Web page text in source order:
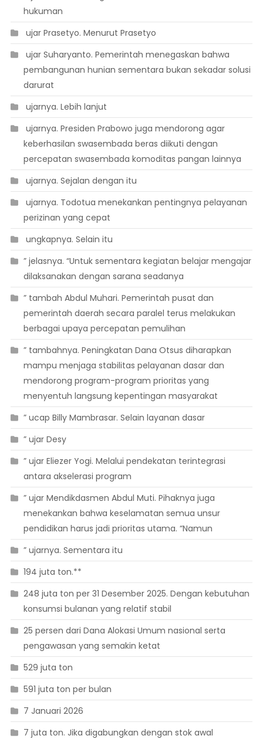
hukuman
 ujar Prasetyo. Menurut Prasetyo
 ujar Suharyanto. Pemerintah menegaskan bahwa
pembangunan hunian sementara bukan sekadar solusi
darurat
 ujarnya. Lebih lanjut
 ujarnya. Presiden Prabowo juga mendorong agar
keberhasilan swasembada beras diikuti dengan
percepatan swasembada komoditas pangan lainnya
 ujarnya. Sejalan dengan itu
 ujarnya. Todotua menekankan pentingnya pelayanan
perizinan yang cepat
 ungkapnya. Selain itu
” jelasnya. “Untuk sementara kegiatan belajar mengajar
dilaksanakan dengan sarana seadanya
” tambah Abdul Muhari. Pemerintah pusat dan
pemerintah daerah secara paralel terus melakukan
berbagai upaya percepatan pemulihan
” tambahnya. Peningkatan Dana Otsus diharapkan
mampu menjaga stabilitas pelayanan dasar dan
mendorong program-program prioritas yang
menyentuh langsung kepentingan masyarakat
” ucap Billy Mambrasar. Selain layanan dasar
” ujar Desy
” ujar Eliezer Yogi. Melalui pendekatan terintegrasi
antara akselerasi program
” ujar Mendikdasmen Abdul Muti. Pihaknya juga
menekankan bahwa keselamatan semua unsur
pendidikan harus jadi prioritas utama. “Namun
” ujarnya. Sementara itu
194 juta ton.**
248 juta ton per 31 Desember 2025. Dengan kebutuhan
konsumsi bulanan yang relatif stabil
25 persen dari Dana Alokasi Umum nasional serta
pengawasan yang semakin ketat
529 juta ton
591 juta ton per bulan
7 Januari 2026
7 juta ton. Jika digabungkan dengan stok awal